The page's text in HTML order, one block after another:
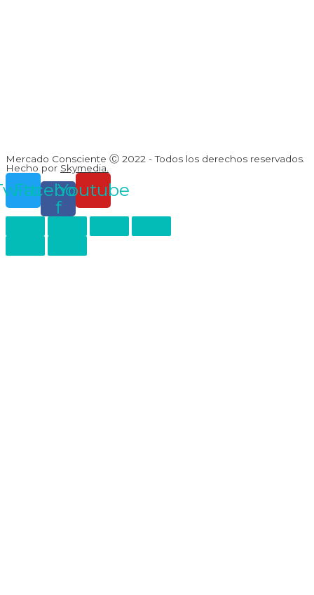
Mercado Consciente Ⓒ 2022 - Todos los derechos reservados.
Hecho por Skymedia.
Facebook-
f
Youtube